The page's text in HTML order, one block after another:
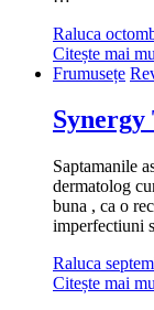
Raluca
Citește mai
Frumusețe
Saptamanile
dermatolog
buna , ca o
imperfectiuni
Raluca
Citește mai